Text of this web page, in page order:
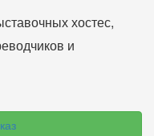
хостес,
и